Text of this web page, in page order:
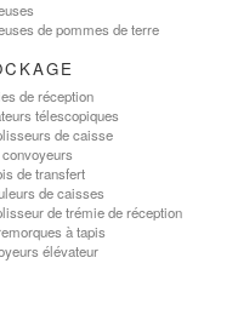
de pommes de terre
de réception
télescopiques
de caisse
de transfert
de caisses
de trémie de réception
à tapis
élévateur